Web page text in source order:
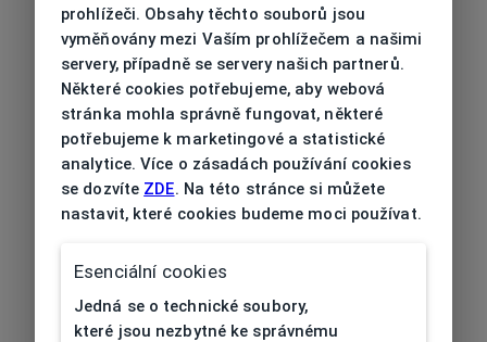
prohlížeči. Obsahy těchto souborů jsou
vyměňovány mezi Vaším prohlížečem a našimi
servery, případně se servery našich partnerů.
Některé cookies potřebujeme, aby webová
stránka mohla správně fungovat, některé
potřebujeme k marketingové a statistické
analytice. Více o zásadách používání cookies
se dozvíte ZDE. Na této stránce si můžete
nastavit, které cookies budeme moci používat.
Esenciální cookies
Jedná se o technické soubory,
které jsou nezbytné ke správnému